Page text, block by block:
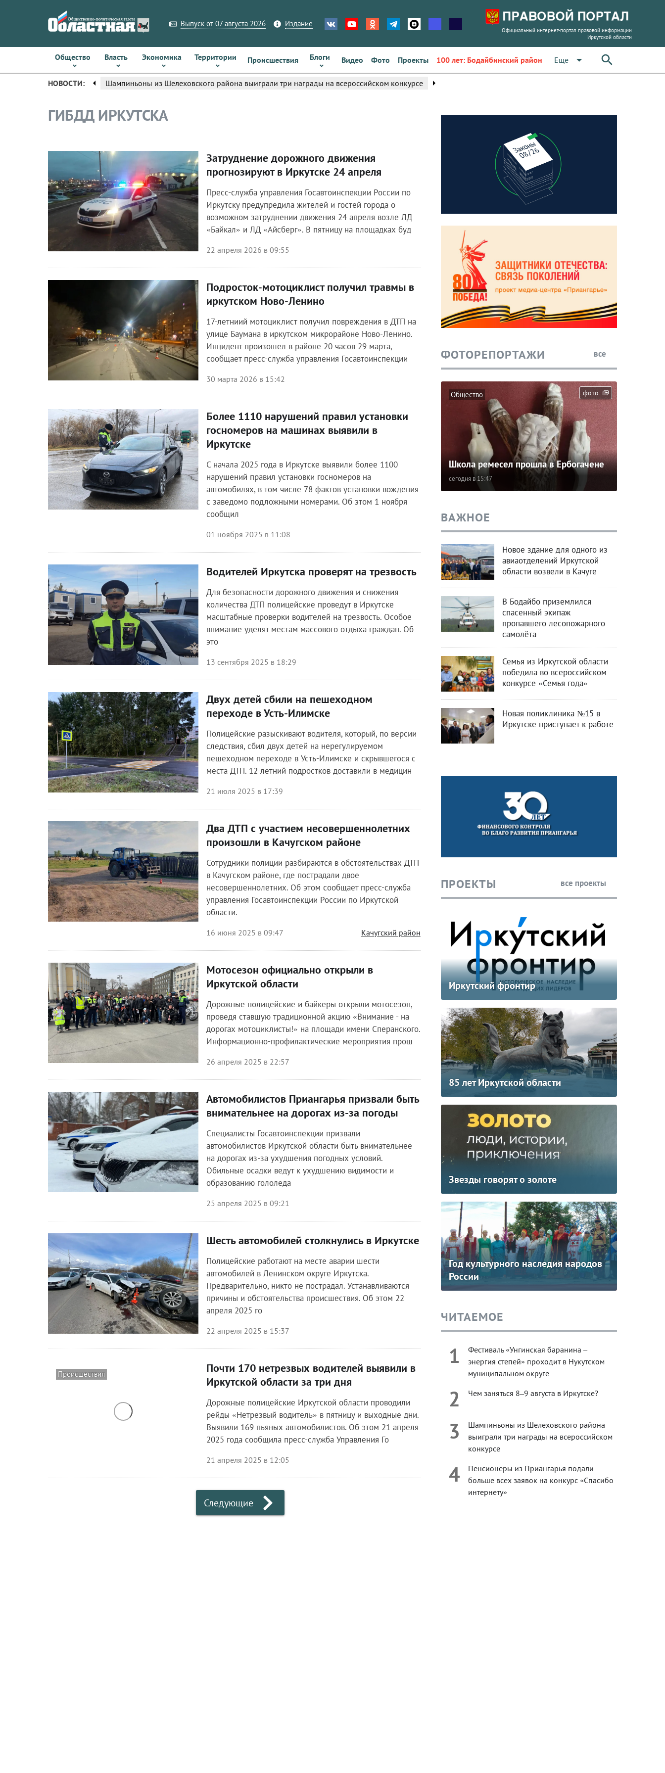
Выпуск от 07 августа 2026 Издание
Официальный интернет-портал правовой информации
Иркутской области
Общество Власть Экономика Территории Происшествия Блоги Видео Фото Проекты 100 лет: Бодайбинский район Еще arrow_drop_down
НОВОСТИ: arrow_left Шампиньоны из Шелеховского района выиграли три награды на всероссийском конкурсе arrow_right
ГИБДД ИРКУТСКА
Затруднение дорожного движения
прогнозируют в Иркутске 24 апреля
Пресс-служба управления Госавтоинспекции России по
Иркутску предупредила жителей и гостей города о
возможном затруднении движения 24 апреля возле ЛД
«Байкал» и ЛД «Айсберг». В пятницу на площадках буд
22 апреля 2026 в 09:55
Подросток-мотоциклист получил травмы в
иркутском Ново-Ленино
17-летниий мотоциклист получил повреждения в ДТП на
улице Баумана в иркутском микрорайоне Ново-Ленино.
Инцидент произошел в районе 20 часов 29 марта,
сообщает пресс-служба управления Госавтоинспекции
30 марта 2026 в 15:42
Общество
Более 1110 нарушений правил установки
госномеров на машинах выявили в
Иркутске
С начала 2025 года в Иркутске выявили более 1100
нарушений правил установки госномеров на
автомобилях, в том числе 78 фактов установки вождения
с заведомо подложными номерами. Об этом 1 ноября
сообщил
01 ноября 2025 в 11:08
Общество Водителей Иркутска проверят на трезвость
Для безопасности дорожного движения и снижения
количества ДТП полицейские проведут в Иркутске
масштабные проверки водителей на трезвость. Особое
внимание уделят местам массового отдыха граждан. Об
это
13 сентября 2025 в 18:29
Происшествия
Двух детей сбили на пешеходном
переходе в Усть-Илимске
Полицейские разыскивают водителя, который, по версии
следствия, сбил двух детей на нерегулируемом
пешеходном переходе в Усть-Илимске и скрывшегося с
места ДТП. 12-летний подростков доставили в медицин
21 июля 2025 в 17:39
Происшествия
Два ДТП с участием несовершеннолетних
произошли в Качугском районе
Сотрудники полиции разбираются в обстоятельствах ДТП
в Качугском районе, где пострадали двое
несовершеннолетних. Об этом сообщает пресс-служба
управления Госавтоинспекции России по Иркутской
области.
16 июня 2025 в 09:47 Качугский район
Общество
Мотосезон официально открыли в
Иркутской области
Дорожные полицейские и байкеры открыли мотосезон,
проведя ставшую традиционной акцию «Внимание - на
дорогах мотоциклисты!» на площади имени Сперанского.
Информационно-профилактические мероприятия прош
26 апреля 2025 в 22:57
Происшествия
Автомобилистов Приангарья призвали быть
внимательнее на дорогах из-за погоды
Специалисты Госавтоинспекции призвали
автомобилистов Иркутской области быть внимательнее
на дорогах из-за ухудшения погодных условий.
Обильные осадки ведут к ухудшению видимости и
образованию гололеда
25 апреля 2025 в 09:21
Происшествия Шесть автомобилей столкнулись в Иркутске
Полицейские работают на месте аварии шести
автомобилей в Ленинском округе Иркутска.
Предварительно, никто не пострадал. Устанавливаются
причины и обстоятельства происшествия. Об этом 22
апреля 2025 го
22 апреля 2025 в 15:37
Происшествия
Почти 170 нетрезвых водителей выявили в
Иркутской области за три дня
Дорожные полицейские Иркутской области проводили
рейды «Нетрезвый водитель» в пятницу и выходные дни.
Выявили 169 пьяных автомобилистов. Об этом 21 апреля
2025 года сообщила пресс-служба Управления Го
21 апреля 2025 в 12:05
Следующие
ФОТОРЕПОРТАЖИ все
фото
Общество
Школа ремесел прошла в Ербогачене
сегодня в 15:47
ВАЖНОЕ
Новое здание для одного из
авиаотделений Иркутской
области возвели в Качуге
В Бодайбо приземлился
спасенный экипаж
пропавшего лесопожарного
самолёта
Семья из Иркутской области
победила во всероссийском
конкурсе «Семья года»
Новая поликлиника №15 в
Иркутске приступает к работе
ПРОЕКТЫ все проекты
Иркутский фронтир
85 лет Иркутской области
Звезды говорят о золоте
Год культурного наследия народов
России
ЧИТАЕМОЕ
1
Фестиваль «Унгинская баранина –
энергия степей» проходит в Нукутском
муниципальном округе
2 Чем заняться 8–9 августа в Иркутске?
3
Шампиньоны из Шелеховского района
выиграли три награды на всероссийском
конкурсе
4
Пенсионеры из Приангарья подали
больше всех заявок на конкурс «Спасибо
интернету»